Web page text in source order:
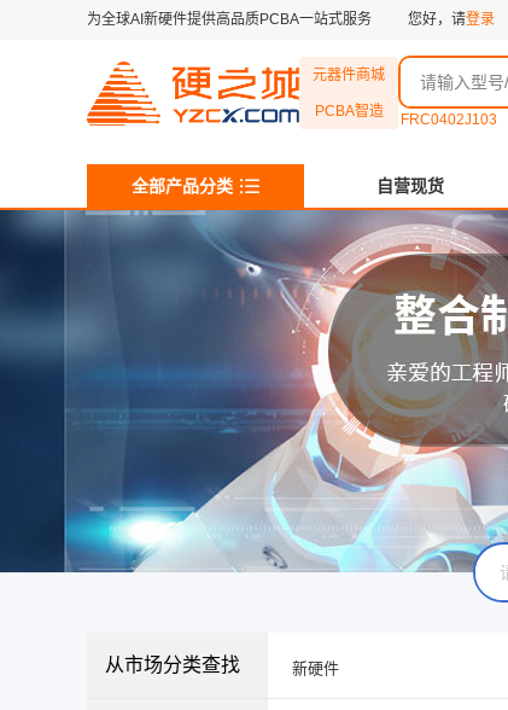
为全球AI新硬件提供高品质PCBA一站式服务 您好，请登录
元器件商城
PCBA智造 FRC0402J103
全部产品分类 自营现货
从市场分类查找 新硬件